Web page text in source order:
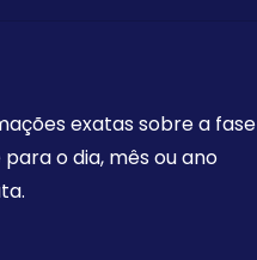
exatas sobre a fase
o dia, mês ou ano